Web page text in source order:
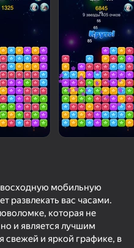
ham
мобильную
развлекать вас часами.
которая не
и является лучшим
свежей и яркой графике, в